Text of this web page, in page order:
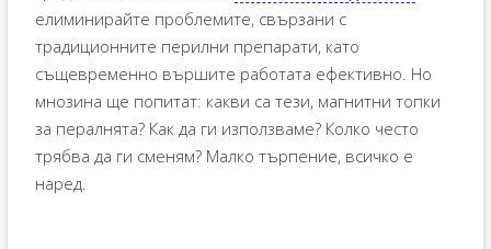
елиминирайте проблемите, свързани с
традиционните перилни препарати, като
същевременно вършите работата ефективно. Но
мнозина ще попитат: какви са тези, магнитни топки
за пералнята? Как да ги използваме? Колко често
трябва да ги сменям? Малко търпение, всичко е
наред.